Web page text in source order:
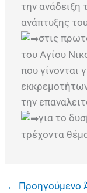
την ανάδειξη
ανάπτυξης
στις
του Αγίου
που γίνονται
την
για το
τρέχοντα
← Προηγούμενο